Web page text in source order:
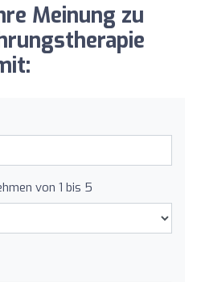
Meinung zu
von 1 bis 5